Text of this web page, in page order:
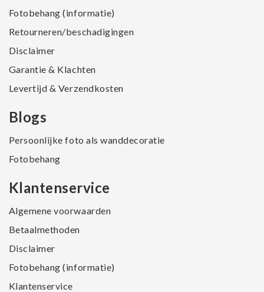
Fotobehang (informatie)
Retourneren/beschadigingen
Disclaimer
Garantie & Klachten
Levertijd & Verzendkosten
Blogs
Persoonlijke foto als wanddecoratie
Fotobehang
Klantenservice
Algemene voorwaarden
Betaalmethoden
Disclaimer
Fotobehang (informatie)
Klantenservice